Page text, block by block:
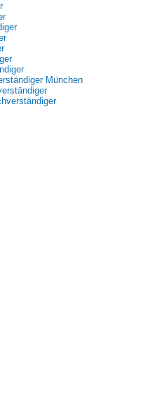
München